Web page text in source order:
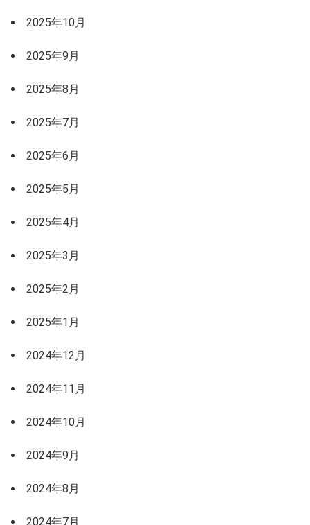
2025年10月
2025年9月
2025年8月
2025年7月
2025年6月
2025年5月
2025年4月
2025年3月
2025年2月
2025年1月
2024年12月
2024年11月
2024年10月
2024年9月
2024年8月
2024年7月